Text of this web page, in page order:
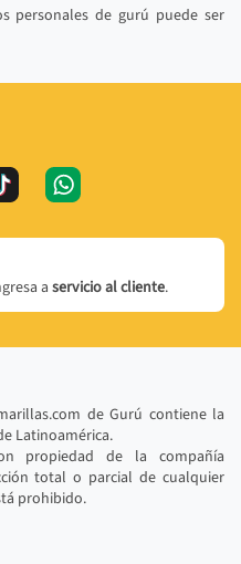
personales de gurú puede ser
aservicio al cliente.
de Gurú contiene la
Latinoamérica.
propiedad de la compañía
total o parcial de cualquier
prohibido.